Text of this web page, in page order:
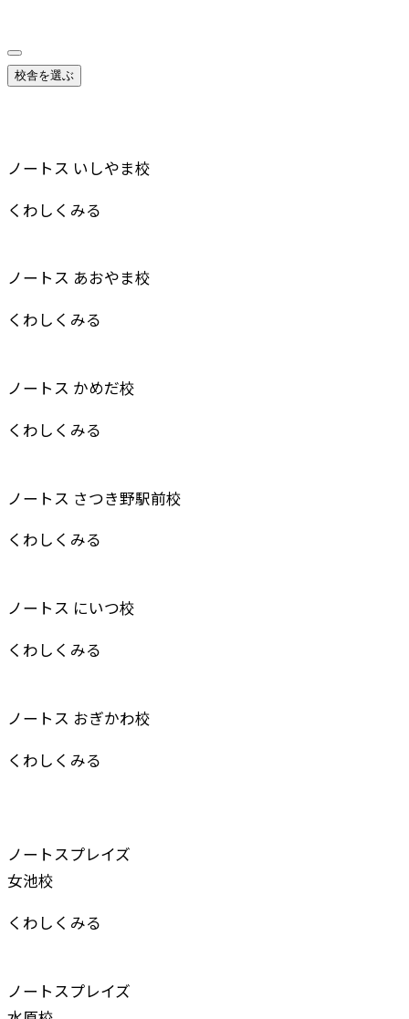
校舎を選ぶ
ノートス いしやま校
くわしくみる
ノートス あおやま校
くわしくみる
ノートス かめだ校
くわしくみる
ノートス さつき野駅前校
くわしくみる
ノートス にいつ校
くわしくみる
ノートス おぎかわ校
くわしくみる
ノートスプレイズ
女池校
くわしくみる
ノートスプレイズ